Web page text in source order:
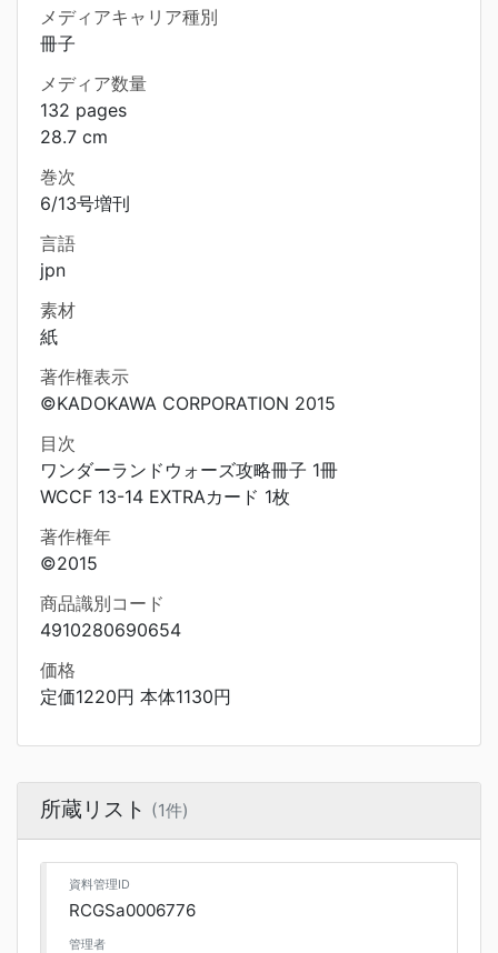
メディアキャリア種別
冊子
メディア数量
132 pages
28.7 cm
巻次
6/13号増刊
言語
jpn
素材
紙
著作権表示
©KADOKAWA CORPORATION 2015
目次
ワンダーランドウォーズ攻略冊子 1冊
WCCF 13-14 EXTRAカード 1枚
著作権年
©2015
商品識別コード
4910280690654
価格
定価1220円 本体1130円
所蔵リスト (1件)
資料管理ID
RCGSa0006776
管理者